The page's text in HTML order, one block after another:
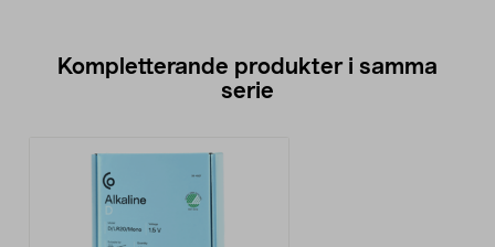
Kompletterande produkter i samma
serie